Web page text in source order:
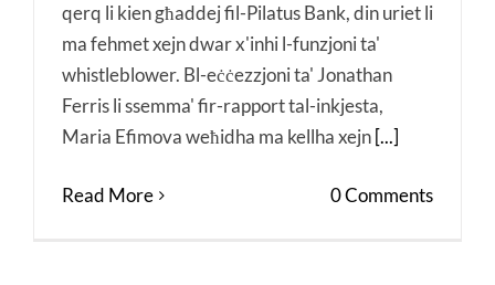
qerq li kien għaddej fil-Pilatus Bank, din uriet li
ma fehmet xejn dwar x'inhi l-funzjoni ta'
whistleblower. Bl-eċċezzjoni ta' Jonathan
Ferris li ssemma' fir-rapport tal-inkjesta,
Maria Efimova weħidha ma kellha xejn [...]
Read More 0 Comments